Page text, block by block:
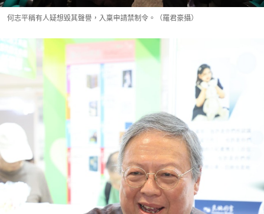
何志平稱有人疑想毀其聲譽，入稟申請禁制令。（羅君豪攝）